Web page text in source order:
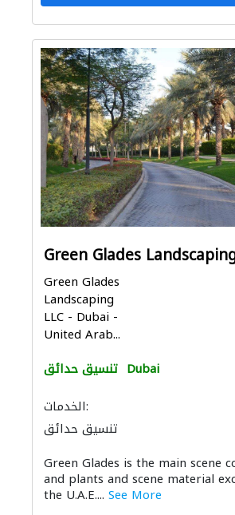
Green Glades
Green Glades
Landscaping
LLC - Dubai -
United Arab...
تنسيق حدائق Dubai
الخدمات:
تنسيق حدائق
Green Glades is the main scene
and plants and scene material
the U.A.E.... See More